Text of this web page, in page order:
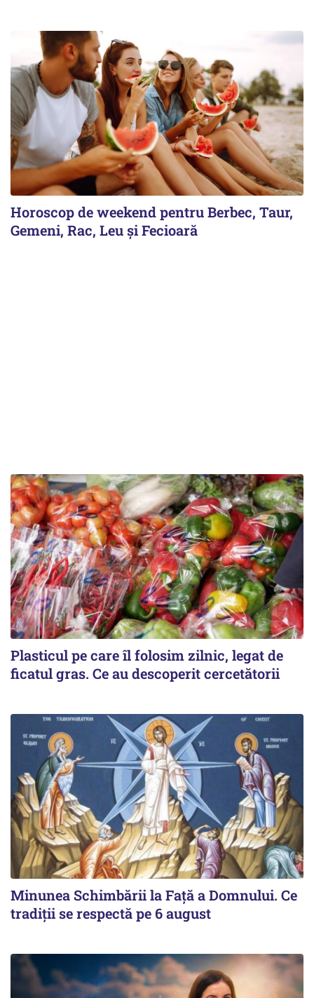
Horoscop de weekend pentru Berbec, Taur,
Gemeni, Rac, Leu și Fecioară
Plasticul pe care îl folosim zilnic, legat de
ficatul gras. Ce au descoperit cercetătorii
Minunea Schimbării la Față a Domnului. Ce
tradiții se respectă pe 6 august